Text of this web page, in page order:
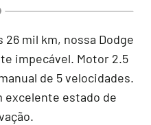
26 mil km, nossa Dodge
impecável. Motor 2.5
de 5 velocidades.
excelente estado de